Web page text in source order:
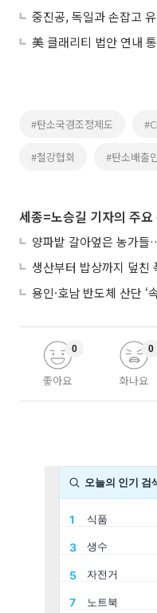
#탄소국경조정제도
#철강협회 #탄소배출
세종=노승길 기자의 주요
양파밭 갈아엎은 농가들
좋아요
0
화나요
0